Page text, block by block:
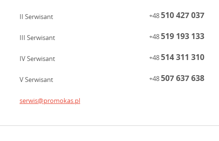
II Serwisant +48510 427 037
III Serwisant +48519 193 133
IV Serwisant +48514 311 310
V Serwisant +48507 637 638
serwis@promokas.pl